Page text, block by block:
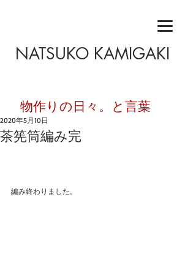
NATSUKO KAMIGAKI
​物作りの日々。と言葉
茶筅筒編み完
2020年5月10日
編み終わりました。